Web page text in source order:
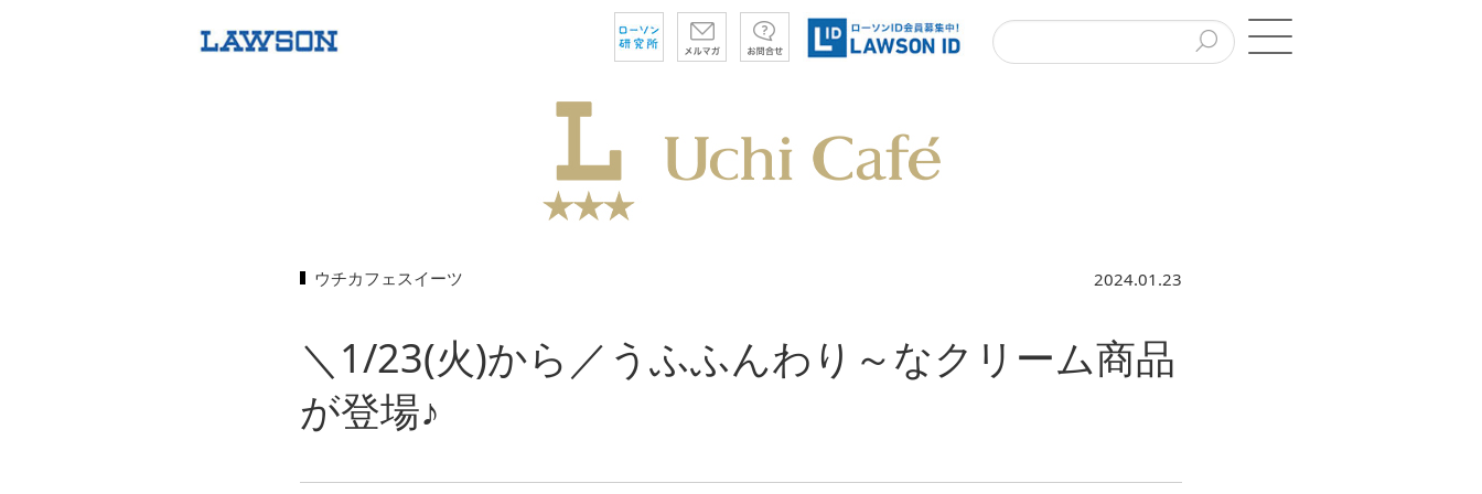
ウチカフェスイーツ 2024.01.23
＼1/23(火)から／うふふんわり～なクリーム商品
が登場♪